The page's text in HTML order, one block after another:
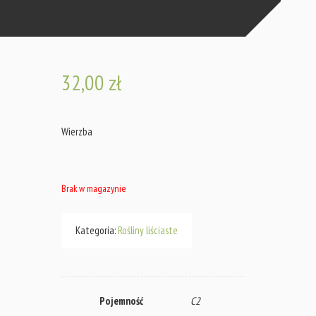
32,00 zł
Wierzba
Brak w magazynie
Kategoria:Rośliny liściaste
Pojemność C2